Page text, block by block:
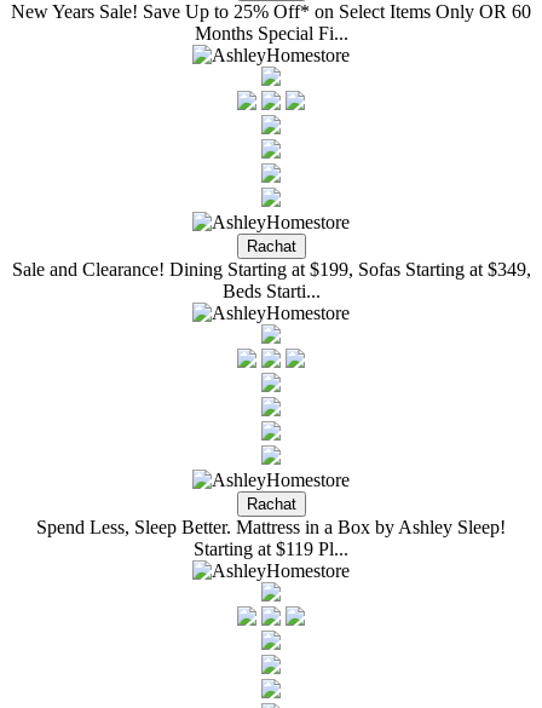
New Years Sale! Save Up to 25% Off* on Select Items Only OR 60
Months Special Fi...
Sale and Clearance! Dining Starting at $199, Sofas Starting at $349,
Beds Starti...
Spend Less, Sleep Better. Mattress in a Box by Ashley Sleep!
Starting at $119 Pl...